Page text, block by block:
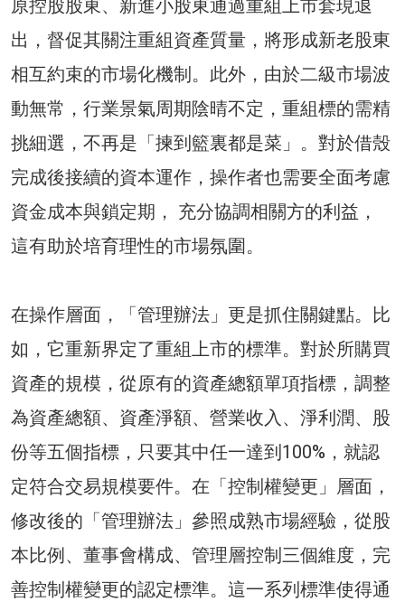
原控股股東、新進小股東通過重組上市套現退
出，督促其關注重組資產質量，將形成新老股東
相互約束的市場化機制。此外，由於二級市場波
動無常，行業景氣周期陰晴不定，重組標的需精
挑細選，不再是「揀到籃裏都是菜」。對於借殼
完成後接續的資本運作，操作者也需要全面考慮
資金成本與鎖定期， 充分協調相關方的利益，
這有助於培育理性的市場氛圍。
在操作層面，「管理辦法」更是抓住關鍵點。比
如，它重新界定了重組上市的標準。對於所購買
資產的規模，從原有的資產總額單項指標，調整
為資產總額、資產淨額、營業收入、淨利潤、股
份等五個指標，只要其中任一達到100%，就認
定符合交易規模要件。在「控制權變更」層面，
修改後的「管理辦法」參照成熟市場經驗，從股
本比例、董事會構成、管理層控制三個維度，完
善控制權變更的認定標準。這一系列標準使得通